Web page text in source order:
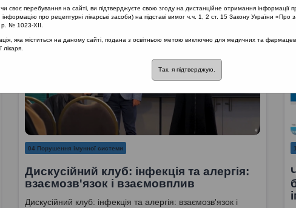
04 Порушення імунної системи
Дискусійний клуб: інфекція та алергія:
взаємозв'язок і взаємовплив
Дискусійний клуб: інфекція та алергія: взаємозв'язок і
своє перебування на сайті, ви підтверджуєте свою згоду на дистанційне отримання інформації
про рецептурні лікарські засоби) на підставі вимог ч.ч. 1, 2 ст. 15 Закону України «Про
р. № 1023-XII.
яка міститься на даному сайті, подана з освітньою метою виключно для медичних та
лікаря.
Так, я підтверджую.